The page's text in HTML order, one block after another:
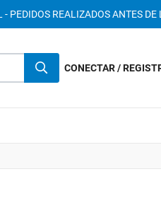
PEDIDOS REALIZADOS ANTES
CONECTAR /